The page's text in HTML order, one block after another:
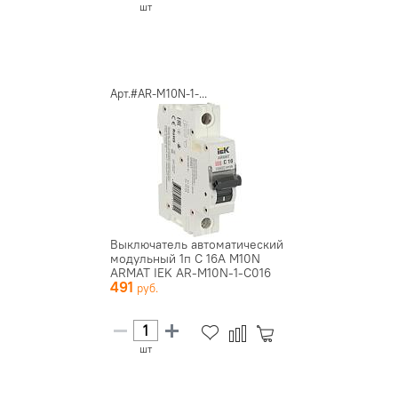
шт
Арт.#AR-M10N-1-...
Выключатель автоматический
модульный 1п C 16А M10N
ARMAT IEK AR-M10N-1-C016
491
шт